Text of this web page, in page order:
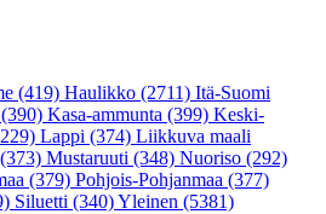
(419) Haulikko (2711) Itä-Suomi
(390) Kasa-ammunta (399) Keski-
Lappi (374) Liikkuva maali
(373) Mustaruuti (348) Nuoriso (292)
(379) Pohjois-Pohjanmaa (377)
Siluetti (340)Yleinen (5381)